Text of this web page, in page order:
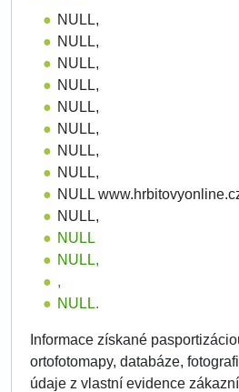
NULL,
NULL,
NULL,
NULL,
NULL,
NULL,
NULL,
NULL,
NULL
NULL,
NULL
NULL,
,
NULL.
Informace získané
ortofotomapy, databáze,
údaje z vlastní evidence